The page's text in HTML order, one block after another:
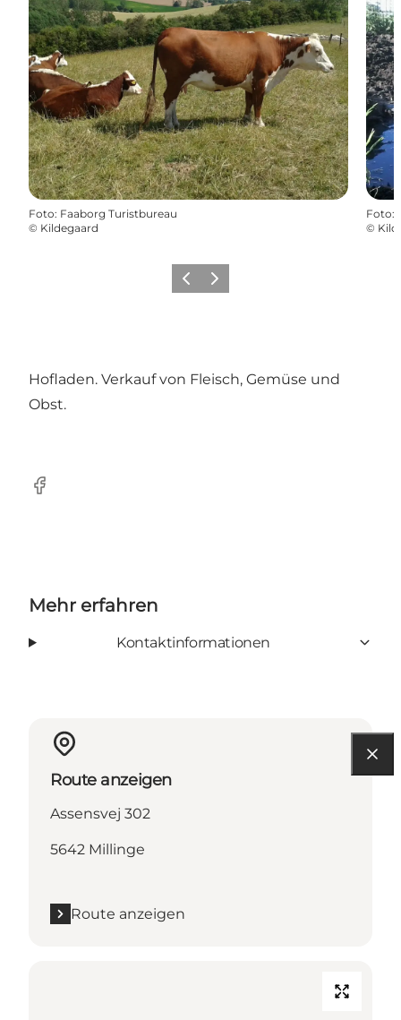
Foto: Faaborg Turistbureau
© Kildegaard
Foto:
©
Vorherige Folie
Nächste Folie
Hofladen. Verkauf von Fleisch, Gemüse und
Obst.
Facebook
Mehr erfahren
Kontaktinformationen
Route anzeigen
Assensvej 302
5642 Millinge
Route anzeigen